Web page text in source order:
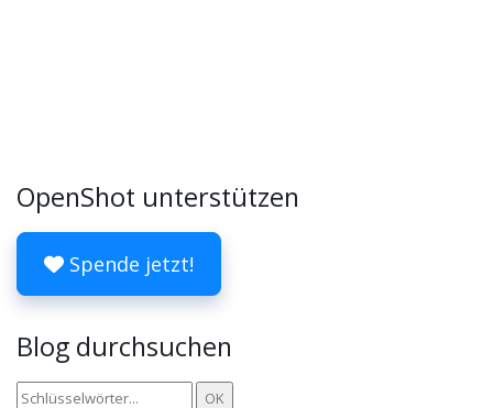
OpenShot unterstützen
Spende jetzt!
Blog durchsuchen